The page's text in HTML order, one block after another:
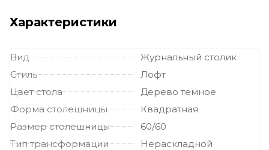
Характеристики
Вид
Журнальный столик
Стиль
Лофт
Цвет стола
Дерево темное
Форма столешницы
Квадратная
Размер столешницы
60/60
Тип трансформации
Нераскладной